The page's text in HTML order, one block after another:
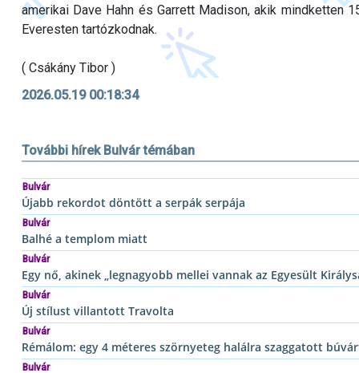
amerikai Dave Hahn és Garrett Madison, akik
Everesten tartózkodnak.
( Csákány Tibor )
2026.05.19 00:18:34
További hírek Bulvár témában
Bulvár
Újabb rekordot döntött a serpák serpája
Bulvár
Balhé a templom miatt
Bulvár
Egy nő, akinek „legnagyobb mellei vannak az Egyesült
Bulvár
Új stílust villantott Travolta
Bulvár
Rémálom: egy 4 méteres szörnyeteg halálra szaggatott
Bulvár